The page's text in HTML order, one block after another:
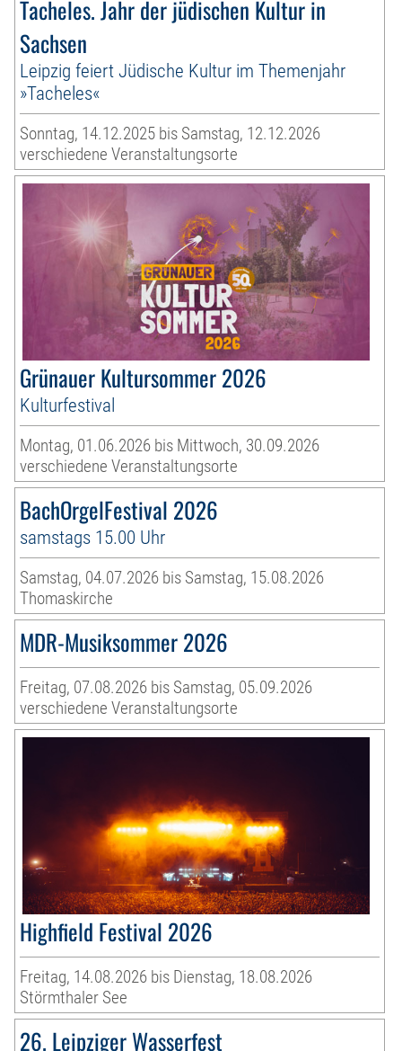
Tacheles. Jahr der jüdischen Kultur in
Sachsen
Leipzig feiert Jüdische Kultur im Themenjahr
»Tacheles«
Sonntag, 14.12.2025 bis Samstag, 12.12.2026
verschiedene Veranstaltungsorte
Grünauer Kultursommer 2026
Kulturfestival
Montag, 01.06.2026 bis Mittwoch, 30.09.2026
verschiedene Veranstaltungsorte
BachOrgelFestival 2026
samstags 15.00 Uhr
Samstag, 04.07.2026 bis Samstag, 15.08.2026
Thomaskirche
MDR-Musiksommer 2026
Freitag, 07.08.2026 bis Samstag, 05.09.2026
verschiedene Veranstaltungsorte
Highfield Festival 2026
Freitag, 14.08.2026 bis Dienstag, 18.08.2026
Störmthaler See
26. Leipziger Wasserfest